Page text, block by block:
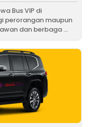
Bus VIP di
perorangan maupun
dan berbaga ...